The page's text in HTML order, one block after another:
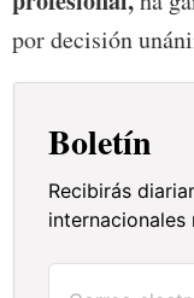
por decisión
Boletín
Recibirás
internacionales